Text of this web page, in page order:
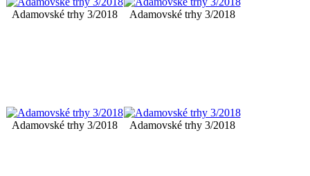
Adamovské trhy 3/2018 Adamovské trhy 3/2018
Adamovské trhy 3/2018 Adamovské trhy 3/2018